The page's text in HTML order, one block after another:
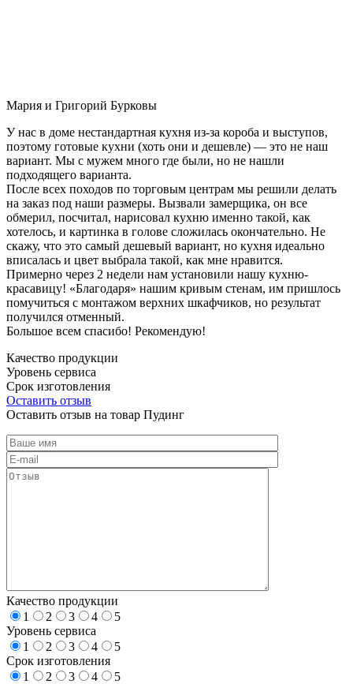
Мария и Григорий Бурковы
У нас в доме нестандартная кухня из-за короба и выступов,
поэтому готовые кухни (хоть они и дешевле) — это не наш
вариант. Мы с мужем много где были, но не нашли
подходящего варианта.
После всех походов по торговым центрам мы решили делать
на заказ под наши размеры. Вызвали замерщика, он все
обмерил, посчитал, нарисовал кухню именно такой, как
хотелось, и картинка в голове сложилась окончательно. Не
скажу, что это самый дешевый вариант, но кухня идеально
вписалась и цвет выбрала такой, как мне нравится.
Примерно через 2 недели нам установили нашу кухню-
красавицу! «Благодаря» нашим кривым стенам, им пришлось
помучиться с монтажом верхних шкафчиков, но результат
получился отменный.
Большое всем спасибо! Рекомендую!
Качество продукции
Уровень сервиса
Срок изготовления
Оставить отзыв
Оставить отзыв на товар Пудинг
Качество продукции
1
2 3 4
5
Уровень сервиса
1
2 3 4
5
Срок изготовления
1
2 3 4
5